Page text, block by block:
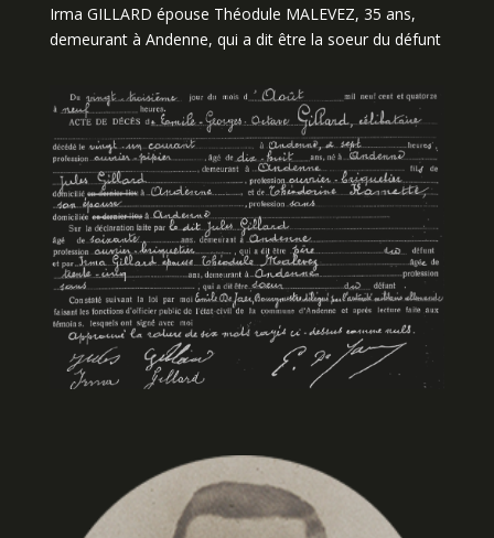
Irma GILLARD épouse Théodule MALEVEZ, 35 ans,
demeurant à Andenne, qui a dit être la soeur du défunt